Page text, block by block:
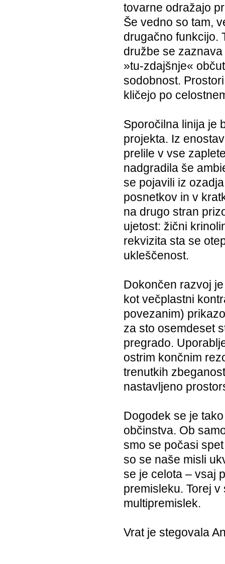
tovarne odražajo
Še vedno so tam,
drugačno funkcijo.
družbe se
»tu-zdajšnje«
sodobnost.
kličejo po
Sporočilna linija je
projekta. Iz
prelile v vse
nadgradila še
se pojavili iz
posnetkov in v
na drugo stran
ujetost: žični
rekvizita sta se
ukleščenost.
Dokončen razvoj
kot večplastni
povezanim)
za sto osemdeset
pregrado.
ostrim končnim
trenutkih
nastavljeno
Dogodek se je
občinstva. Ob
smo se počasi
so se naše misli
se je celota – vsaj
premisleku. Torej
multipremislek.
Vrat je stegovala